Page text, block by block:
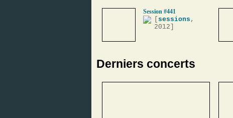
Session #441
sessions ,
2012]
Derniers concerts